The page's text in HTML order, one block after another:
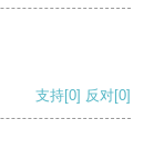
支持[0] 反对[0]